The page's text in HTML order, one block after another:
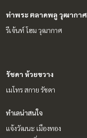
ท่าพระ ตลาดพลู วุฒากาศ
รีเจ้นท์ โฮม วุฒากาศ
รัชดา ห้วยขวาง
เมโทร สกาย รัชดา
ทำเลน่าสนใจ
แจ้งวัฒนะ เมืองทอง